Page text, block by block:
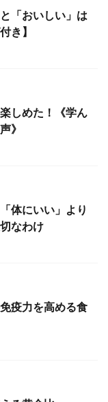
「おいしい」は
き】
しめた！《学ん
》
体にいい」より
なわけ
疫力を高める食